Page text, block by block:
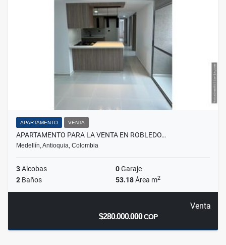
APARTAMENTO VENTA
APARTAMENTO PARA LA VENTA EN ROBLEDO…
Medellín, Antioquia, Colombia
3Alcobas 0Garaje
2 Baños 53.18Área m2
Venta
$280.000.000COP